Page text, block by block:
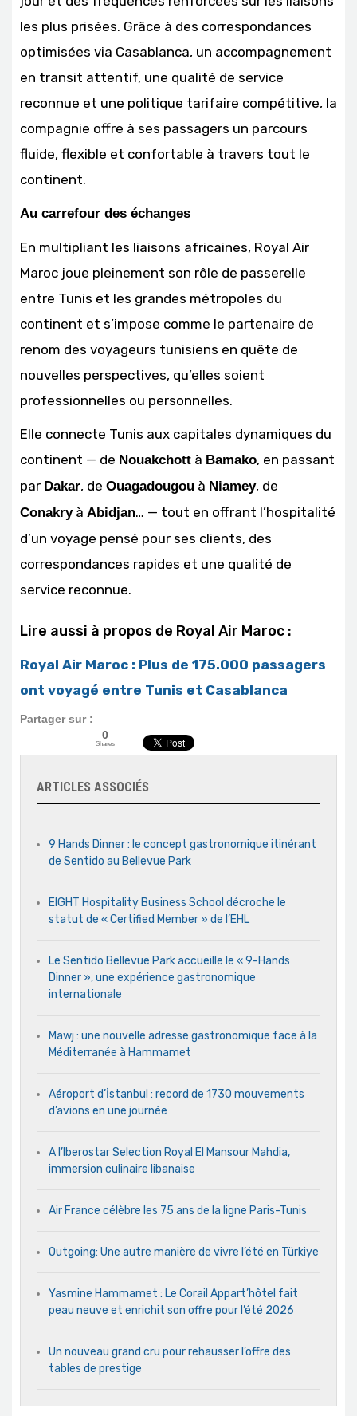
les plus prisées. Grâce à des correspondances
optimisées via Casablanca, un accompagnement
en transit attentif, une qualité de service
reconnue et une politique tarifaire compétitive, la
compagnie offre à ses passagers un parcours
fluide, flexible et confortable à travers tout le
continent.
Au carrefour des échanges
En multipliant les liaisons africaines, Royal Air
Maroc joue pleinement son rôle de passerelle
entre Tunis et les grandes métropoles du
continent et s’impose comme le partenaire de
renom des voyageurs tunisiens en quête de
nouvelles perspectives, qu’elles soient
professionnelles ou personnelles.
Elle connecte Tunis aux capitales dynamiques du
continent — de Nouakchott à Bamako, en passant
par Dakar, de Ouagadougou à Niamey, de
Conakryà Abidjan… — tout en offrant l’hospitalité
d’un voyage pensé pour ses clients, des
correspondances rapides et une qualité de
service reconnue.
Lire aussi à propos de Royal Air Maroc :
Royal Air Maroc : Plus de 175.000 passagers
ont voyagé entre Tunis et Casablanca
Partager sur :
0
Shares
ARTICLES ASSOCIÉS
9 Hands Dinner : le concept gastronomique itinérant
de Sentido au Bellevue Park
EIGHT Hospitality Business School décroche le
statut de « Certified Member » de l’EHL
Le Sentido Bellevue Park accueille le « 9-Hands
Dinner », une expérience gastronomique
internationale
Mawj : une nouvelle adresse gastronomique face à la
Méditerranée à Hammamet
Aéroport d’İstanbul : record de 1730 mouvements
d’avions en une journée
A l’Iberostar Selection Royal El Mansour Mahdia,
immersion culinaire libanaise
Air France célèbre les 75 ans de la ligne Paris-Tunis
Outgoing: Une autre manière de vivre l’été en Türkiye
Yasmine Hammamet : Le Corail Appart’hôtel fait
peau neuve et enrichit son offre pour l’été 2026
Un nouveau grand cru pour rehausser l’offre des
tables de prestige